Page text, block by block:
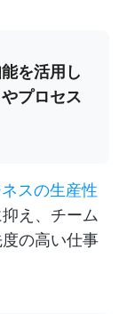
を活用し
プロセス
スの生産性
え、チーム
の高い仕事